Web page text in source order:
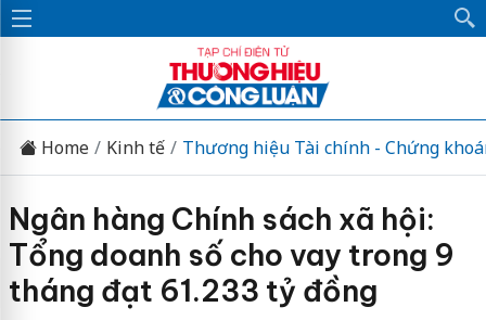
Home Kinh tế Thương hiệu Tài chính - Chứng
Ngân hàng Chính sách xã hội:
Tổng doanh số cho vay trong 9
tháng đạt 61.233 tỷ đồng